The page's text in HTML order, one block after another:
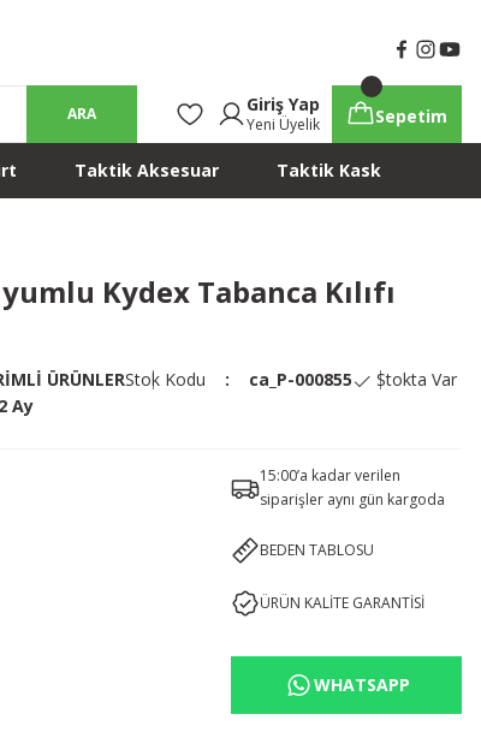
ARA Giriş Yap
Yeni Üyelik Sepetim
Taktik Aksesuar Taktik Kask
Kydex Tabanca Kılıfı
ÜRÜNLERStok Kodu ca_P-000855
Stokta Var
Ay
15:00’a kadar verilen
siparişler aynı gün kargoda
BEDEN TABLOSU
ÜRÜN KALİTE GARANTİSİ
WHATSAPP